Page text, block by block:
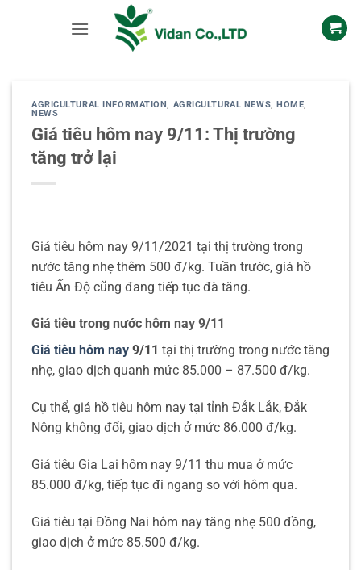
AGRICULTURAL INFORMATION, AGRICULTURAL NEWS,HOME,
NEWS
Giá tiêu hôm nay 9/11: Thị trường
tăng trở lại
Giá tiêu hôm nay 9/11/2021 tại thị trường trong
nước tăng nhẹ thêm 500 đ/kg. Tuần trước, giá hồ
tiêu Ấn Độ cũng đang tiếp tục đà tăng.
Giá tiêu trong nước hôm nay 9/11
Giá tiêu hôm nay 9/11 tại thị trường trong nước tăng
nhẹ, giao dịch quanh mức 85.000 – 87.500 đ/kg.
Cụ thể, giá hồ tiêu hôm nay tại tỉnh Đắk Lắk, Đắk
Nông không đổi, giao dịch ở mức 86.000 đ/kg.
Giá tiêu Gia Lai hôm nay 9/11 thu mua ở mức
85.000 đ/kg, tiếp tục đi ngang so với hôm qua.
Giá tiêu tại Đồng Nai hôm nay tăng nhẹ 500 đồng,
giao dịch ở mức 85.500 đ/kg.